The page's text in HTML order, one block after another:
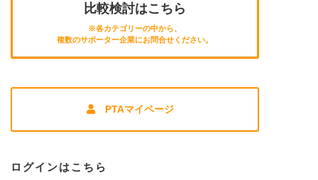
比較検討はこちら
※各カテゴリーの中から、
複数のサポーター企業にお問合せください。
PTAマイページ
ログインはこちら